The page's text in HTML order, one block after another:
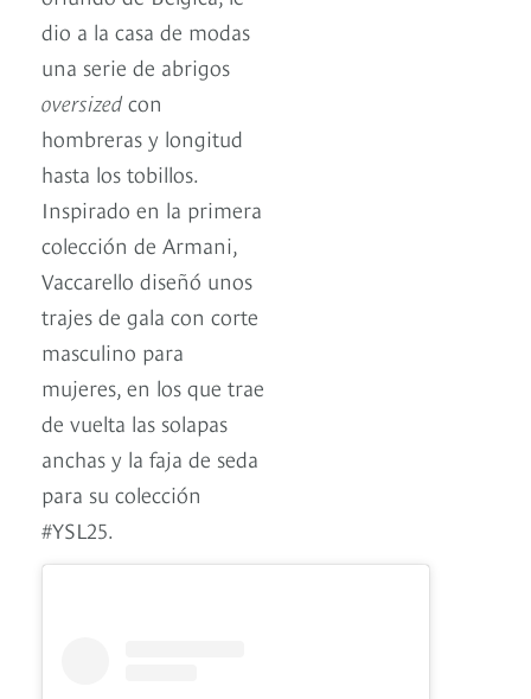
dio a la casa de modas
una serie de abrigos
oversized con
hombreras y longitud
hasta los tobillos.
Inspirado en la primera
colección de Armani,
Vaccarello diseñó unos
trajes de gala con corte
masculino para
mujeres, en los que trae
de vuelta las solapas
anchas y la faja de seda
para su colección
#YSL25.